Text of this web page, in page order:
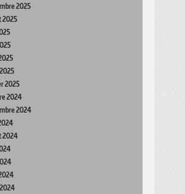
2025
2025
2024
2024
2024